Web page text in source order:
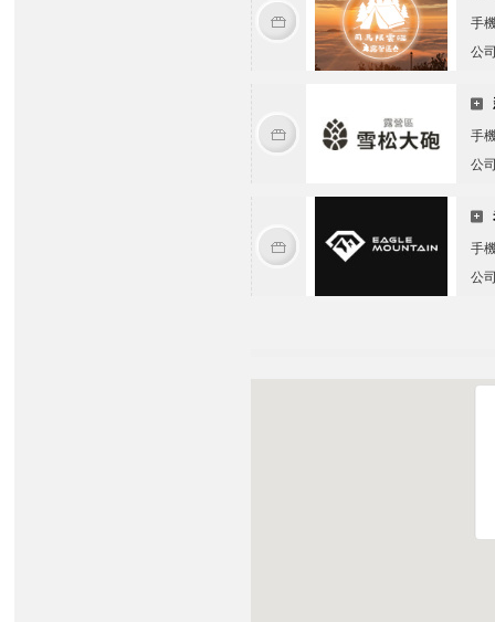
手
公
手
公
手
公